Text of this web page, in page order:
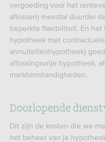
vergoeding voor het
aflossen) meestal duurder
beperkte flexibiliteit. En het
hypotheek met
annuïteitenhypotheek)
aflossingsvrije hypotheek,
marktomstandigheden.
Doorlopende
Dit zijn de kosten die we
het beheer van je